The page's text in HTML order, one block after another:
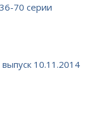
70 серии
10.11.2014